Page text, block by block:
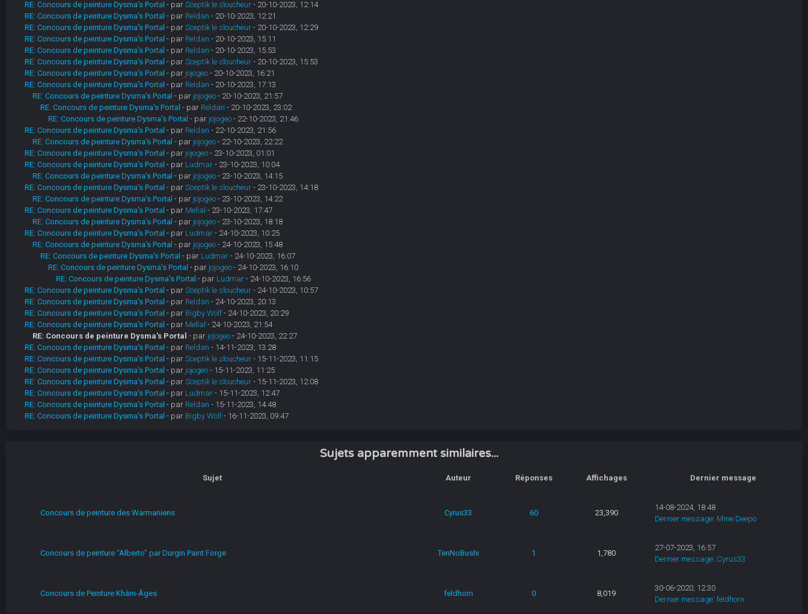
RE: Concours de peinture Dysma's Portal - par Sceptik le sloucheur- 20-10-2023, 12:14
RE: Concours de peinture Dysma's Portal - par Reldan - 20-10-2023, 12:21
RE: Concours de peinture Dysma's Portal - par Sceptik le sloucheur- 20-10-2023, 12:29
RE: Concours de peinture Dysma's Portal - par Reldan - 20-10-2023, 15:11
RE: Concours de peinture Dysma's Portal - par Reldan - 20-10-2023, 15:53
RE: Concours de peinture Dysma's Portal - par Sceptik le sloucheur- 20-10-2023, 15:53
RE: Concours de peinture Dysma's Portal - par jojogeo- 20-10-2023, 16:21
RE: Concours de peinture Dysma's Portal - par Reldan - 20-10-2023, 17:13
RE: Concours de peinture Dysma's Portal - par jojogeo- 20-10-2023, 21:57
RE: Concours de peinture Dysma's Portal - par Reldan - 20-10-2023, 23:02
RE: Concours de peinture Dysma's Portal - par jojogeo- 22-10-2023, 21:46
RE: Concours de peinture Dysma's Portal - par Reldan - 22-10-2023, 21:56
RE: Concours de peinture Dysma's Portal - par jojogeo- 22-10-2023, 22:22
RE: Concours de peinture Dysma's Portal - par jojogeo- 23-10-2023, 01:01
RE: Concours de peinture Dysma's Portal - par Ludmar- 23-10-2023, 10:04
RE: Concours de peinture Dysma's Portal - par jojogeo- 23-10-2023, 14:15
RE: Concours de peinture Dysma's Portal - par Sceptik le sloucheur- 23-10-2023, 14:18
RE: Concours de peinture Dysma's Portal - par jojogeo- 23-10-2023, 14:22
RE: Concours de peinture Dysma's Portal - par Mellal - 23-10-2023, 17:47
RE: Concours de peinture Dysma's Portal - par jojogeo- 23-10-2023, 18:18
RE: Concours de peinture Dysma's Portal - par Ludmar- 24-10-2023, 10:25
RE: Concours de peinture Dysma's Portal - par jojogeo- 24-10-2023, 15:48
RE: Concours de peinture Dysma's Portal - par Ludmar- 24-10-2023, 16:07
RE: Concours de peinture Dysma's Portal - par jojogeo- 24-10-2023, 16:10
RE: Concours de peinture Dysma's Portal - par Ludmar- 24-10-2023, 16:56
RE: Concours de peinture Dysma's Portal - par Sceptik le sloucheur- 24-10-2023, 10:57
RE: Concours de peinture Dysma's Portal - par Reldan - 24-10-2023, 20:13
RE: Concours de peinture Dysma's Portal - par Bigby Wolf- 24-10-2023, 20:29
RE: Concours de peinture Dysma's Portal - par Mellal - 24-10-2023, 21:54
RE: Concours de peinture Dysma's Portal - par jojogeo- 24-10-2023, 22:27
RE: Concours de peinture Dysma's Portal - par Reldan - 14-11-2023, 13:28
RE: Concours de peinture Dysma's Portal - par Sceptik le sloucheur- 15-11-2023, 11:15
RE: Concours de peinture Dysma's Portal - par jojogeo- 15-11-2023, 11:25
RE: Concours de peinture Dysma's Portal - par Sceptik le sloucheur- 15-11-2023, 12:08
RE: Concours de peinture Dysma's Portal - par Ludmar- 15-11-2023, 12:47
RE: Concours de peinture Dysma's Portal - par Reldan - 15-11-2023, 14:48
RE: Concours de peinture Dysma's Portal - par Bigby Wolf- 16-11-2023, 09:47
Sujets apparemment similaires...
Sujet Auteur Réponses Affichages Dernier message
Concours de peinture des Warmaniens Cyrus33 60 23,390
14-08-2024, 18:48
Dernier message: Mme Deepo
Concours de peinture "Alberto" par Durgin Paint Forge TenNoBushi 1 1,780
27-07-2023, 16:57
Dernier message: Cyrus33
Concours de Peinture Khârn-Âges feldhorn 0 8,019
30-06-2020, 12:30
Dernier message: feldhorn